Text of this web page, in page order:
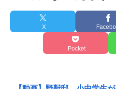
X
Pocket